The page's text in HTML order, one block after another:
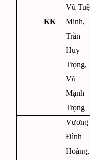
KK
Vũ Tuệ
Minh,
Trần
Huy
Trọng,
Vũ
Mạnh
Trọng
Vương
Đình
Hoàng,